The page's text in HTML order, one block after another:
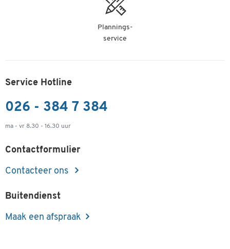
Plannings-
service
Service Hotline
026 - 384 7 384
ma - vr 8.30 - 16.30 uur
Contactformulier
Contacteer ons
Buitendienst
Maak een afspraak